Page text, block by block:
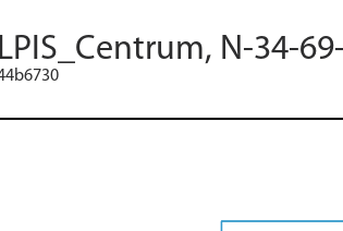
N-34-